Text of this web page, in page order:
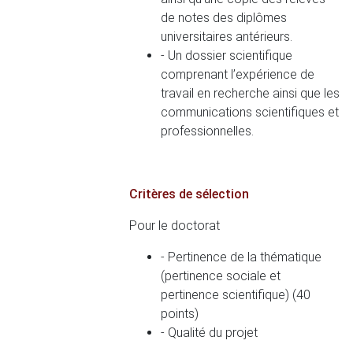
de notes des diplômes
universitaires antérieurs.
- Un dossier scientifique
comprenant l’expérience de
travail en recherche ainsi que les
communications scientifiques et
professionnelles.
Critères de sélection
Pour le doctorat
- Pertinence de la thématique
(pertinence sociale et
pertinence scientifique) (40
points)
- Qualité du projet